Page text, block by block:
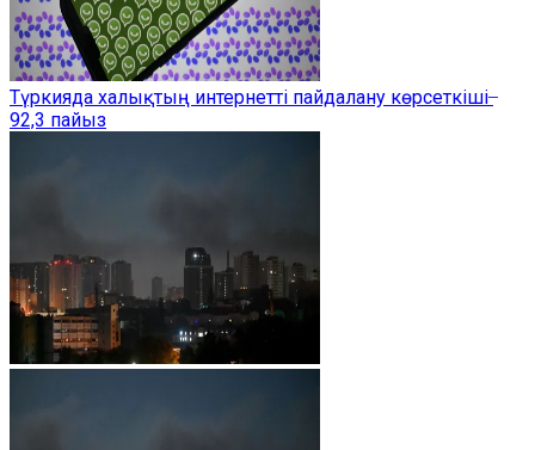
Түркияда халықтың интернетті пайдалану көрсеткіші ̶
92,3 пайыз